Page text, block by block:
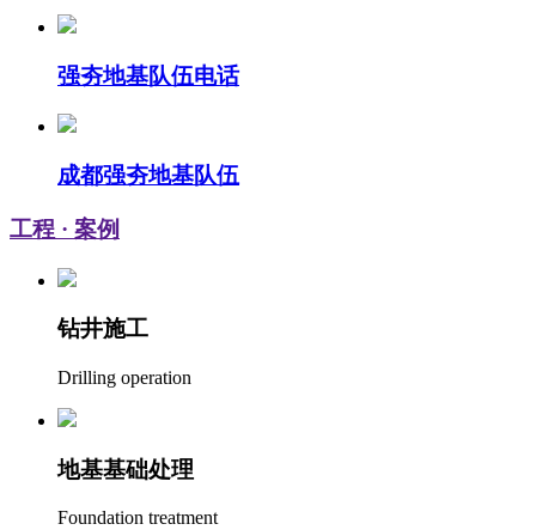
强夯地基队伍电话
成都强夯地基队伍
工程 · 案例
钻井施工
Drilling operation
地基基础处理
Foundation treatment